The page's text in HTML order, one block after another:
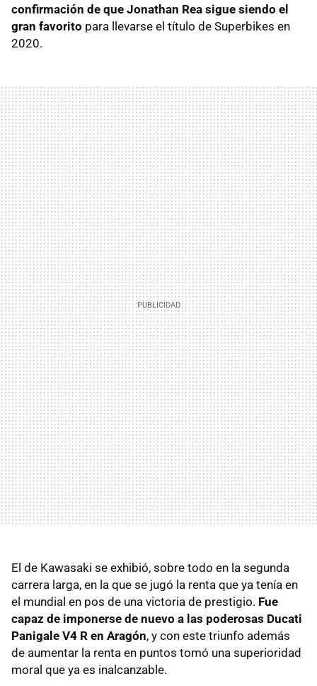
confirmación de que Jonathan Rea sigue siendo el
gran favorito para llevarse el título de Superbikes en
2020.
El de Kawasaki se exhibió, sobre todo en la segunda
carrera larga, en la que se jugó la renta que ya tenía en
el mundial en pos de una victoria de prestigio. Fue
capaz de imponerse de nuevo a las poderosas Ducati
Panigale V4 R en Aragón, y con este triunfo además
de aumentar la renta en puntos tomó una superioridad
moral que ya es inalcanzable.